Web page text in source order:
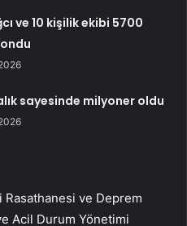
ve 10 kişilik ekibi 5700
sayesinde milyoner oldu
ve Deprem
Acil Durum Yönetimi